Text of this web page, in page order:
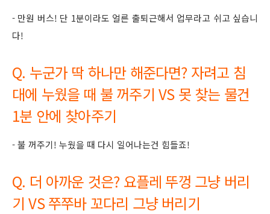
- 만원 버스! 단 1분이라도 얼른 출퇴근해서 업무라고 쉬고 싶습니
다!
Q. 누군가 딱 하나만 해준다면? 자려고 침
대에 누웠을 때 불 꺼주기 VS 못 찾는 물건
1분 안에 찾아주기
- 불 꺼주기! 누웠을 때 다시 일어나는건 힘들죠!
Q. 더 아까운 것은? 요플레 뚜껑 그냥 버리
기 VS 쭈쭈바 꼬다리 그냥 버리기